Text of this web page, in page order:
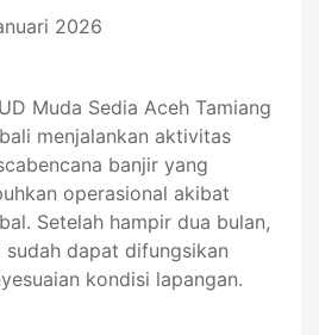
2026
Muda Sedia Aceh Tamiang
menjalankan aktivitas
banjir yang
operasional akibat
Setelah hampir dua bulan,
dapat difungsikan
kondisi lapangan.